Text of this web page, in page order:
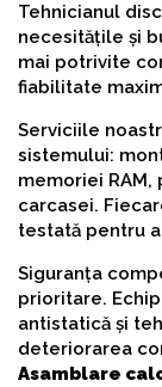
Tehnicianul
necesitățile și
mai potrivite
fiabilitate
Serviciile
sistemului:
memoriei RAM,
carcasei.
testată pentru
Siguranța
prioritare.
antistatică și
deteriorarea
Asamblare